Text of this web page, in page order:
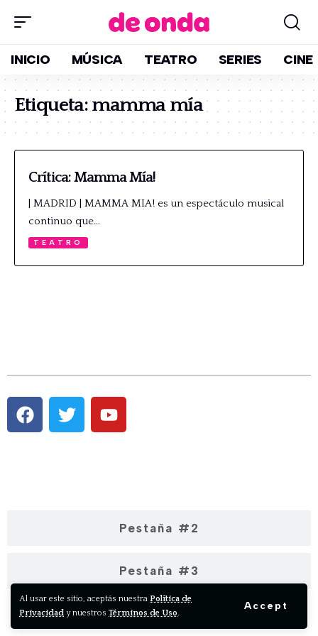
Al usar este sitio, aceptás nuestra Política de
Privacidad y nuestros Términos de Uso.
Accept
INICIO MÚSICA TEATRO SERIES CINE
Etiqueta:mamma mía
Crítica: Mamma Mía!
| MADRID | MAMMA MIA! es un espectáculo musical
continuo que…
TEATRO
Pestaña #2
Pestaña #3